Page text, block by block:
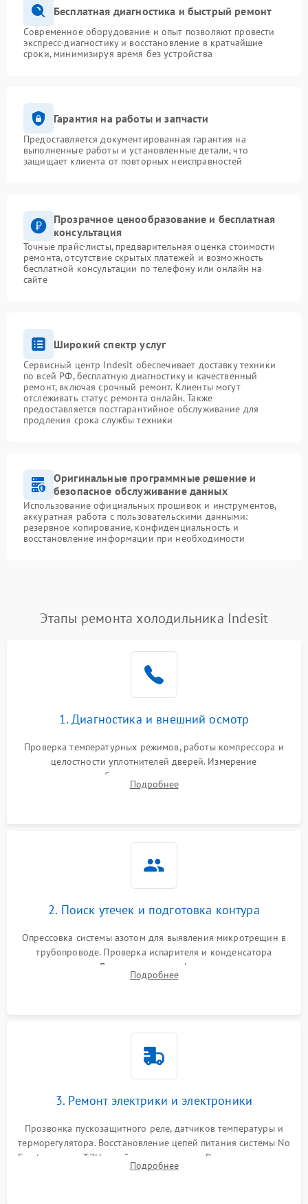
Бесплатная диагностика и быстрый ремонт
Современное оборудование и опыт позволяют провести
экспресс-диагностику и восстановление в кратчайшие
сроки, минимизируя время без устройства
Гарантия на работы и запчасти
Предоставляется документированная гарантия на
выполненные работы и установленные детали, что
защищает клиента от повторных неисправностей
Прозрачное ценообразование и бесплатная
консультация
Точные прайс-листы, предварительная оценка стоимости
ремонта, отсутствие скрытых платежей и возможность
бесплатной консультации по телефону или онлайн на
сайте
Широкий спектр услуг
Сервисный центр Indesit обеспечивает доставку техники
по всей РФ, бесплатную диагностику и качественный
ремонт, включая срочный ремонт. Клиенты могут
отслеживать статус ремонта онлайн. Также
предоставляется постгарантийное обслуживание для
продления срока службы техники
Оригинальные программные решение и
безопасное обслуживание данных
Использование официальных прошивок и инструментов,
аккуратная работа с пользовательскими данными:
резервное копирование, конфиденциальность и
восстановление информации при необходимости
Этапы ремонта холодильника Indesit
1. Диагностика и внешний осмотр
Проверка температурных режимов, работы компрессора и
целостности уплотнителей дверей. Измерение
сопротивления обмоток мотора, проверка термостата и
считывание кодов ошибок с электронного дисплея.
Подробнее
2. Поиск утечек и подготовка контура
Опрессовка системы азотом для выявления микротрещин в
трубопроводе. Проверка испарителя и конденсатора
течеискателем. Демонтаж старого фильтра-осушителя и
продувка капиллярной трубки для устранения засоров.
Подробнее
3. Ремонт электрики и электроники
Прозвонка пускозащитного реле, датчиков температуры и
терморегулятора. Восстановление цепей питания системы No
Frost, включая ТЭН оттайки и вентилятор. Ремонт или замена
платы управления при сбоях алгоритмов.
Подробнее